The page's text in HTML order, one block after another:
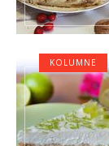
KOLUMNE